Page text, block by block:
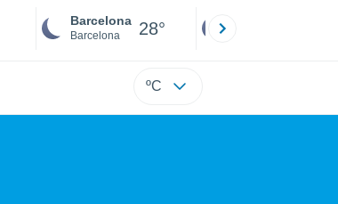
Barcelona
Barcelona 28°
ºC